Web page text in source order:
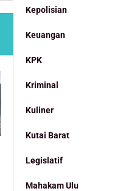
Kepolisian
Keuangan
KPK
Kriminal
Kuliner
Kutai Barat
Legislatif
Mahakam Ulu